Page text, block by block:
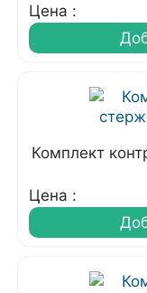
Цена :
Комплект
Цена :